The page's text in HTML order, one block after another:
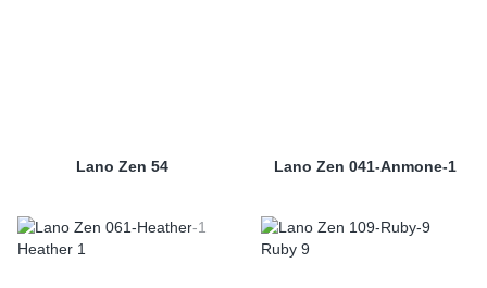
Lano Zen 54 Lano Zen 041-Anmone-1